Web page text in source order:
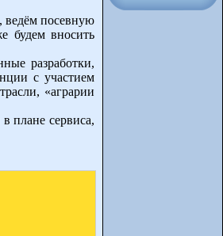
ведём посевную
будем вносить
разработки,
с участием
«аграрии
плане сервиса,